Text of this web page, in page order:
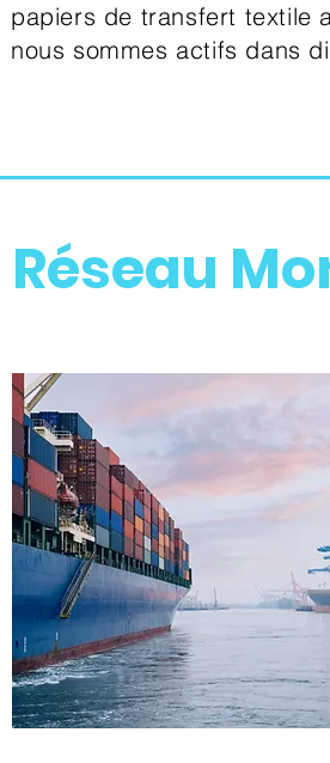
papiers de transfert textile
nous sommes actifs dans
Réseau